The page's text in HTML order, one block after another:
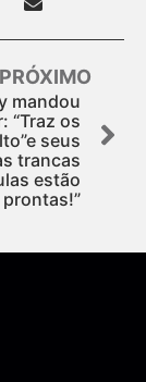
PRÓXIMO
mandou
“Traz os
seus
trancas
estão
prontas!”